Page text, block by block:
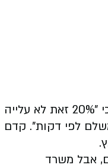
ח"כ לזימי ציינה כי יש מקומות שהעלו את המחיר אפילו פי 2. היו"ר ביטן אמר כי "20% זאת לא עלייה
לפי דקות". קדם
אבל משרד